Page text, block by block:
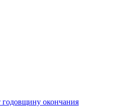
окончания